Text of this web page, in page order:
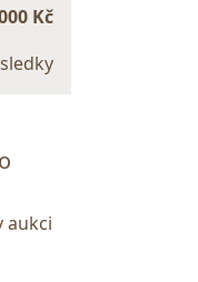
Kč
aukci